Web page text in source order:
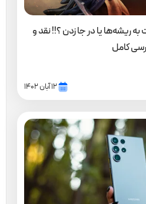
به ریشه‌ها یا در جا زدن ؟!! نقد و
کامل
۱۲ آبان ۱۴۰۲